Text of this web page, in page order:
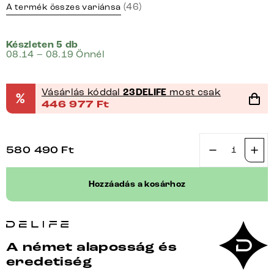
A termék összes variánsa (46)
Készleten 5 db
08.14 – 08.19 Önnél
% Vásárlás kóddal23DELIFE most csak
446 977 Ft
580 490 Ft
Boxspring
Well
kordbársony
bézs
200x200
Hozzáadás a kosárhoz
A német alaposság és
eredetiség